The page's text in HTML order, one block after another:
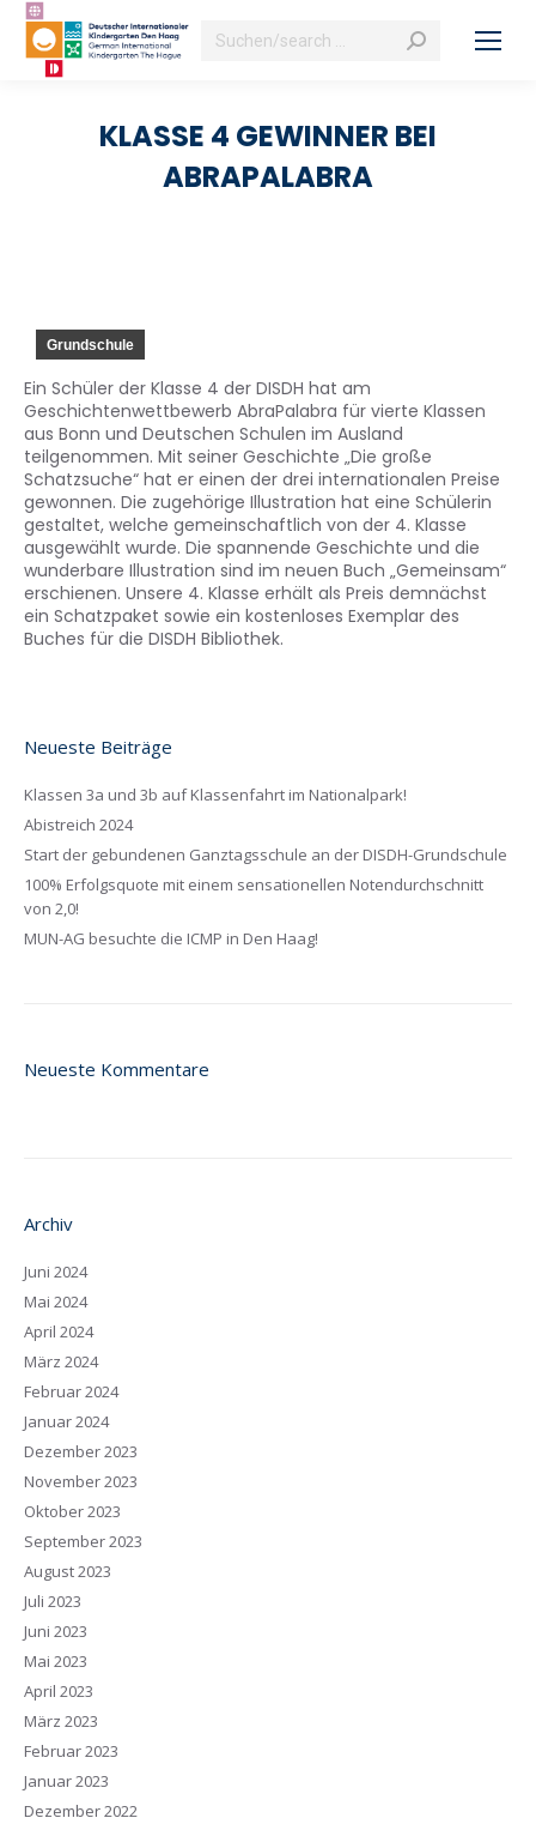
Search:
KLASSE 4 GEWINNER BEI
ABRAPALABRA
Grundschule
Ein Schüler der Klasse 4 der DISDH hat am
Geschichtenwettbewerb AbraPalabra für vierte Klassen
aus Bonn und Deutschen Schulen im Ausland
teilgenommen. Mit seiner Geschichte „Die große
Schatzsuche“ hat er einen der drei internationalen Preise
gewonnen. Die zugehörige Illustration hat eine Schülerin
gestaltet, welche gemeinschaftlich von der 4. Klasse
ausgewählt wurde. Die spannende Geschichte und die
wunderbare Illustration sind im neuen Buch „Gemeinsam“
erschienen. Unsere 4. Klasse erhält als Preis demnächst
ein Schatzpaket sowie ein kostenloses Exemplar des
Buches für die DISDH Bibliothek.
Neueste Beiträge
Klassen 3a und 3b auf Klassenfahrt im Nationalpark!
Abistreich 2024
Start der gebundenen Ganztagsschule an der DISDH-Grundschule
100% Erfolgsquote mit einem sensationellen Notendurchschnitt
von 2,0!
MUN-AG besuchte die ICMP in Den Haag!
Neueste Kommentare
Archiv
Juni 2024
Mai 2024
April 2024
März 2024
Februar 2024
Januar 2024
Dezember 2023
November 2023
Oktober 2023
September 2023
August 2023
Juli 2023
Juni 2023
Mai 2023
April 2023
März 2023
Februar 2023
Januar 2023
Dezember 2022